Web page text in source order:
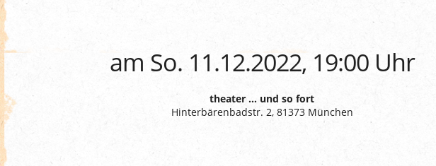
am So. 11.12.2022, 19:00 Uhr
theater … und so fort
Hinterbärenbadstr. 2, 81373 München